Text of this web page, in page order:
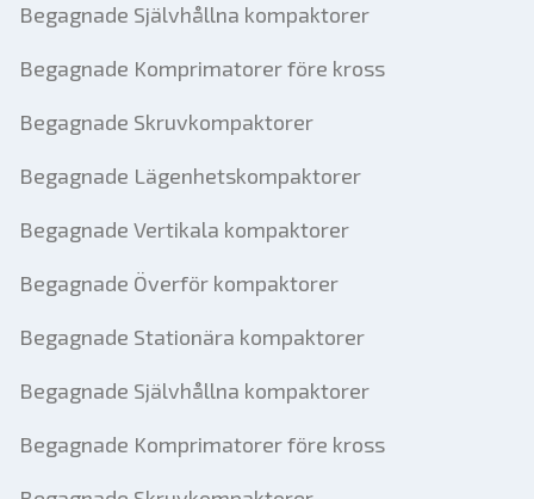
Begagnade Självhållna kompaktorer
Begagnade Komprimatorer före kross
Begagnade Skruvkompaktorer
Begagnade Lägenhetskompaktorer
Begagnade Vertikala kompaktorer
Begagnade Överför kompaktorer
Begagnade Stationära kompaktorer
Begagnade Självhållna kompaktorer
Begagnade Komprimatorer före kross